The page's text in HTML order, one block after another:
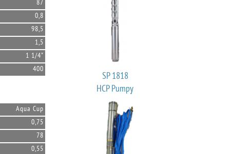
87
0,8
98,5
1,5
1 1/4"
400
SP 1818
HCP Pumpy
Aqua Cup
0,75
78
0,55